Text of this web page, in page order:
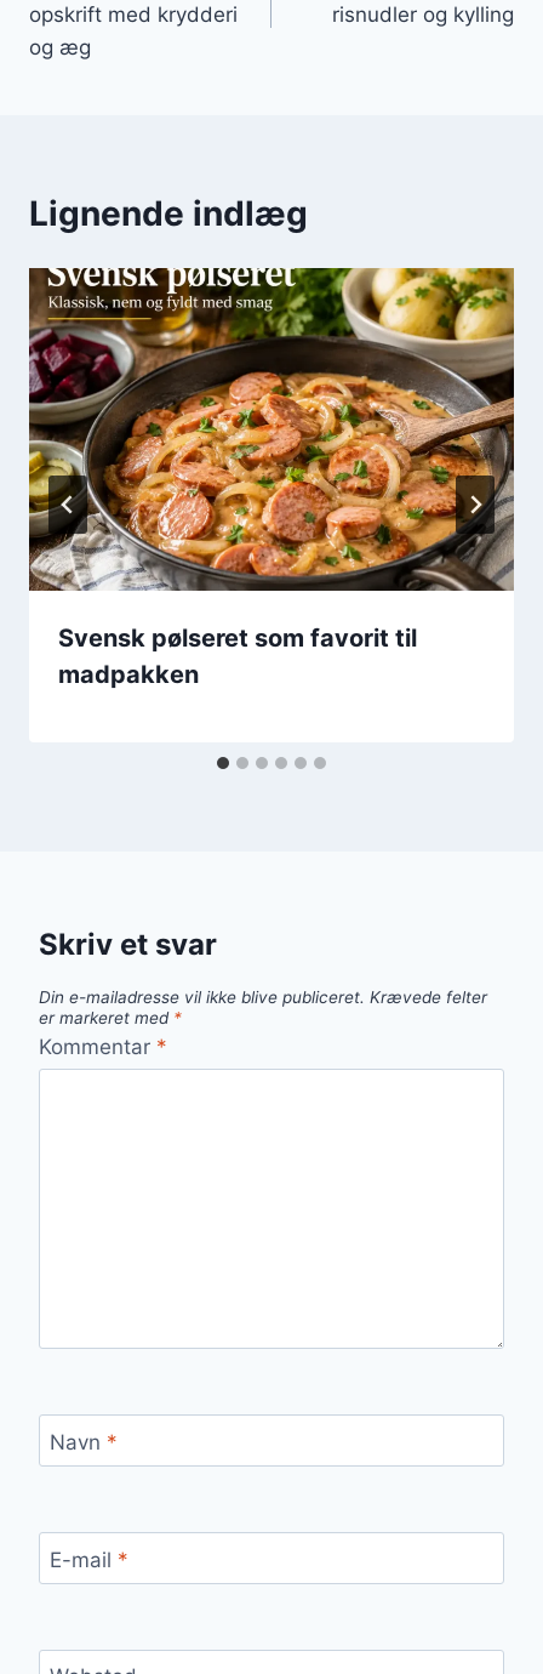
opskrift med krydderi
og æg
risnudler og kylling
Lignende indlæg
Svensk pølseret som favorit til
madpakken
Skriv et svar
Din e-mailadresse vil ikke blive publiceret. Krævede felter
er markeret med *
Kommentar *
Navn *
E-mail *